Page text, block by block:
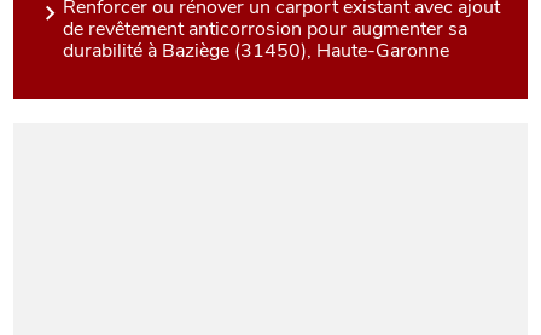
Renforcer ou rénover un carport existant avec ajout
de revêtement anticorrosion pour augmenter sa
durabilité à Baziège (31450), Haute-Garonne